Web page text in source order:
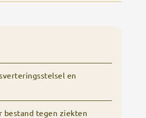
en
bestand tegen ziekten